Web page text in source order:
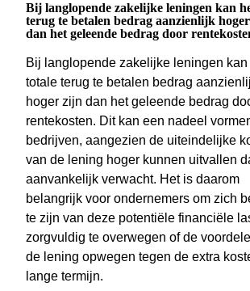
Bij langlopende zakelijke leningen kan
terug te betalen bedrag aanzienlijk
dan het geleende bedrag door
Bij langlopende zakelijke leningen kan
totale terug te betalen bedrag
hoger zijn dan het geleende bedrag
rentekosten. Dit kan een nadeel
bedrijven, aangezien de uiteindelijke
van de lening hoger kunnen uitvallen
aanvankelijk verwacht. Het is daarom
belangrijk voor ondernemers om zich
te zijn van deze potentiële financiële
zorgvuldig te overwegen of de
de lening opwegen tegen de extra
lange termijn.